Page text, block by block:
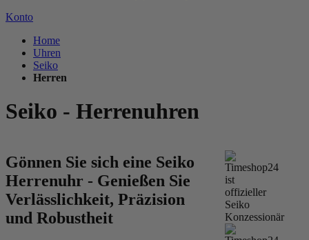
Konto
Home
Uhren
Seiko
Herren
Seiko - Herrenuhren
Gönnen Sie sich eine Seiko
Herrenuhr - Genießen Sie
Verlässlichkeit, Präzision
und Robustheit